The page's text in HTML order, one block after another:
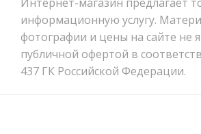
Интернет-магазин предлагает
информационную услугу.
фотографии и цены на сайте не
публичной офертой в
437 ГК Российской Федерации.